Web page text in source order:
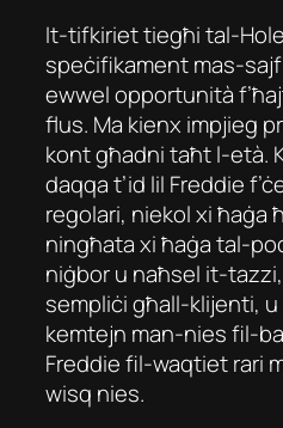
It-tifkiriet tiegħi tal-
speċifikament mas-
ewwel opportunità
flus. Ma kienx impjieg
kont għadni taħt l-età.
daqqa t’id lil Freddie
regolari, niekol xi ħaġa
ningħata xi ħaġa tal-
niġbor u naħsel it-
sempliċi għall-klijenti,
kemtejn man-nies fil-
Freddie fil-waqtiet rari
wisq nies.